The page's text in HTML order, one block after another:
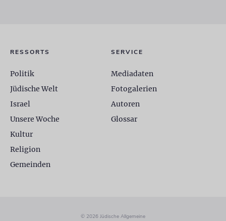
RESSORTS
Politik
Jüdische Welt
Israel
Unsere Woche
Kultur
Religion
Gemeinden
SERVICE
Mediadaten
Fotogalerien
Autoren
Glossar
© 2026 Jüdische Allgemeine